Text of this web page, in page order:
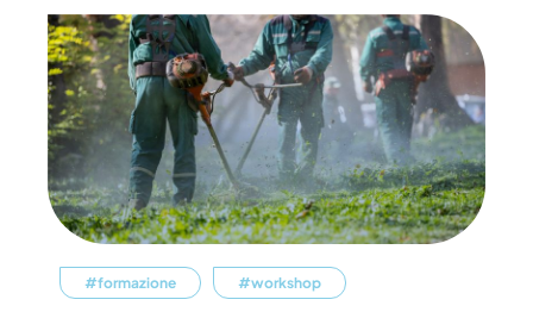
#formazione #workshop